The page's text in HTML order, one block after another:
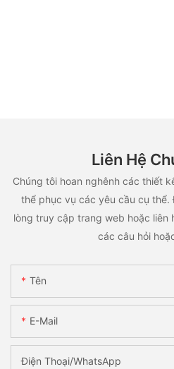
Liên Hệ
Chúng tôi hoan nghênh các thiết
thể phục vụ các yêu cầu cụ
lòng truy cập trang web hoặc liên
các câu hỏi
Tên
E-Mail
Điện Thoại/WhatsApp